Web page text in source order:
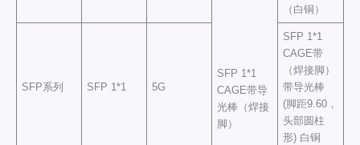
SFP 1*1
CAGE带导
光棒（焊接
脚）
（白铜）
SFP系列 SFP 1*1 5G
SFP 1*1
CAGE带
（焊接脚）
带导光棒
(脚距9.60，
头部圆柱
形) 白铜